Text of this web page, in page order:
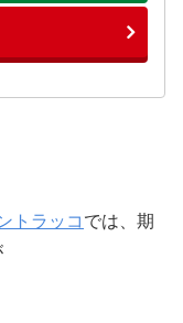
トラッコ では、期